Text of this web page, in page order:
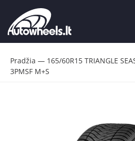
Pradžia — 165/60R15 TRIANGLE
3PMSF M+S